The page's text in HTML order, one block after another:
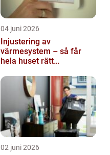
04 juni 2026
Injustering av
värmesystem – så får
hela huset rätt
02 juni 2026